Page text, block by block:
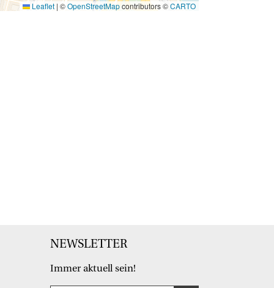
Leaflet | ©OpenStreetMapcontributors ©CARTO
NEWSLETTER
Immer aktuell sein!